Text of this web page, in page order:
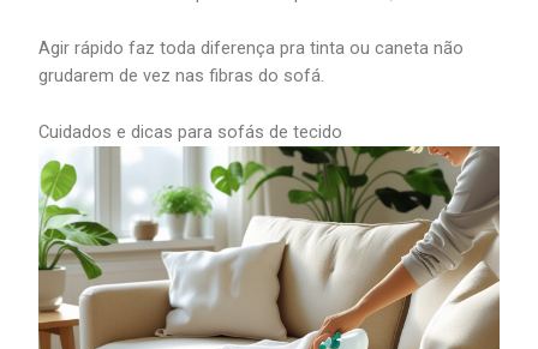
Agir rápido faz toda diferença pra tinta ou caneta não
grudarem de vez nas fibras do sofá.
Cuidados e dicas para sofás de tecido